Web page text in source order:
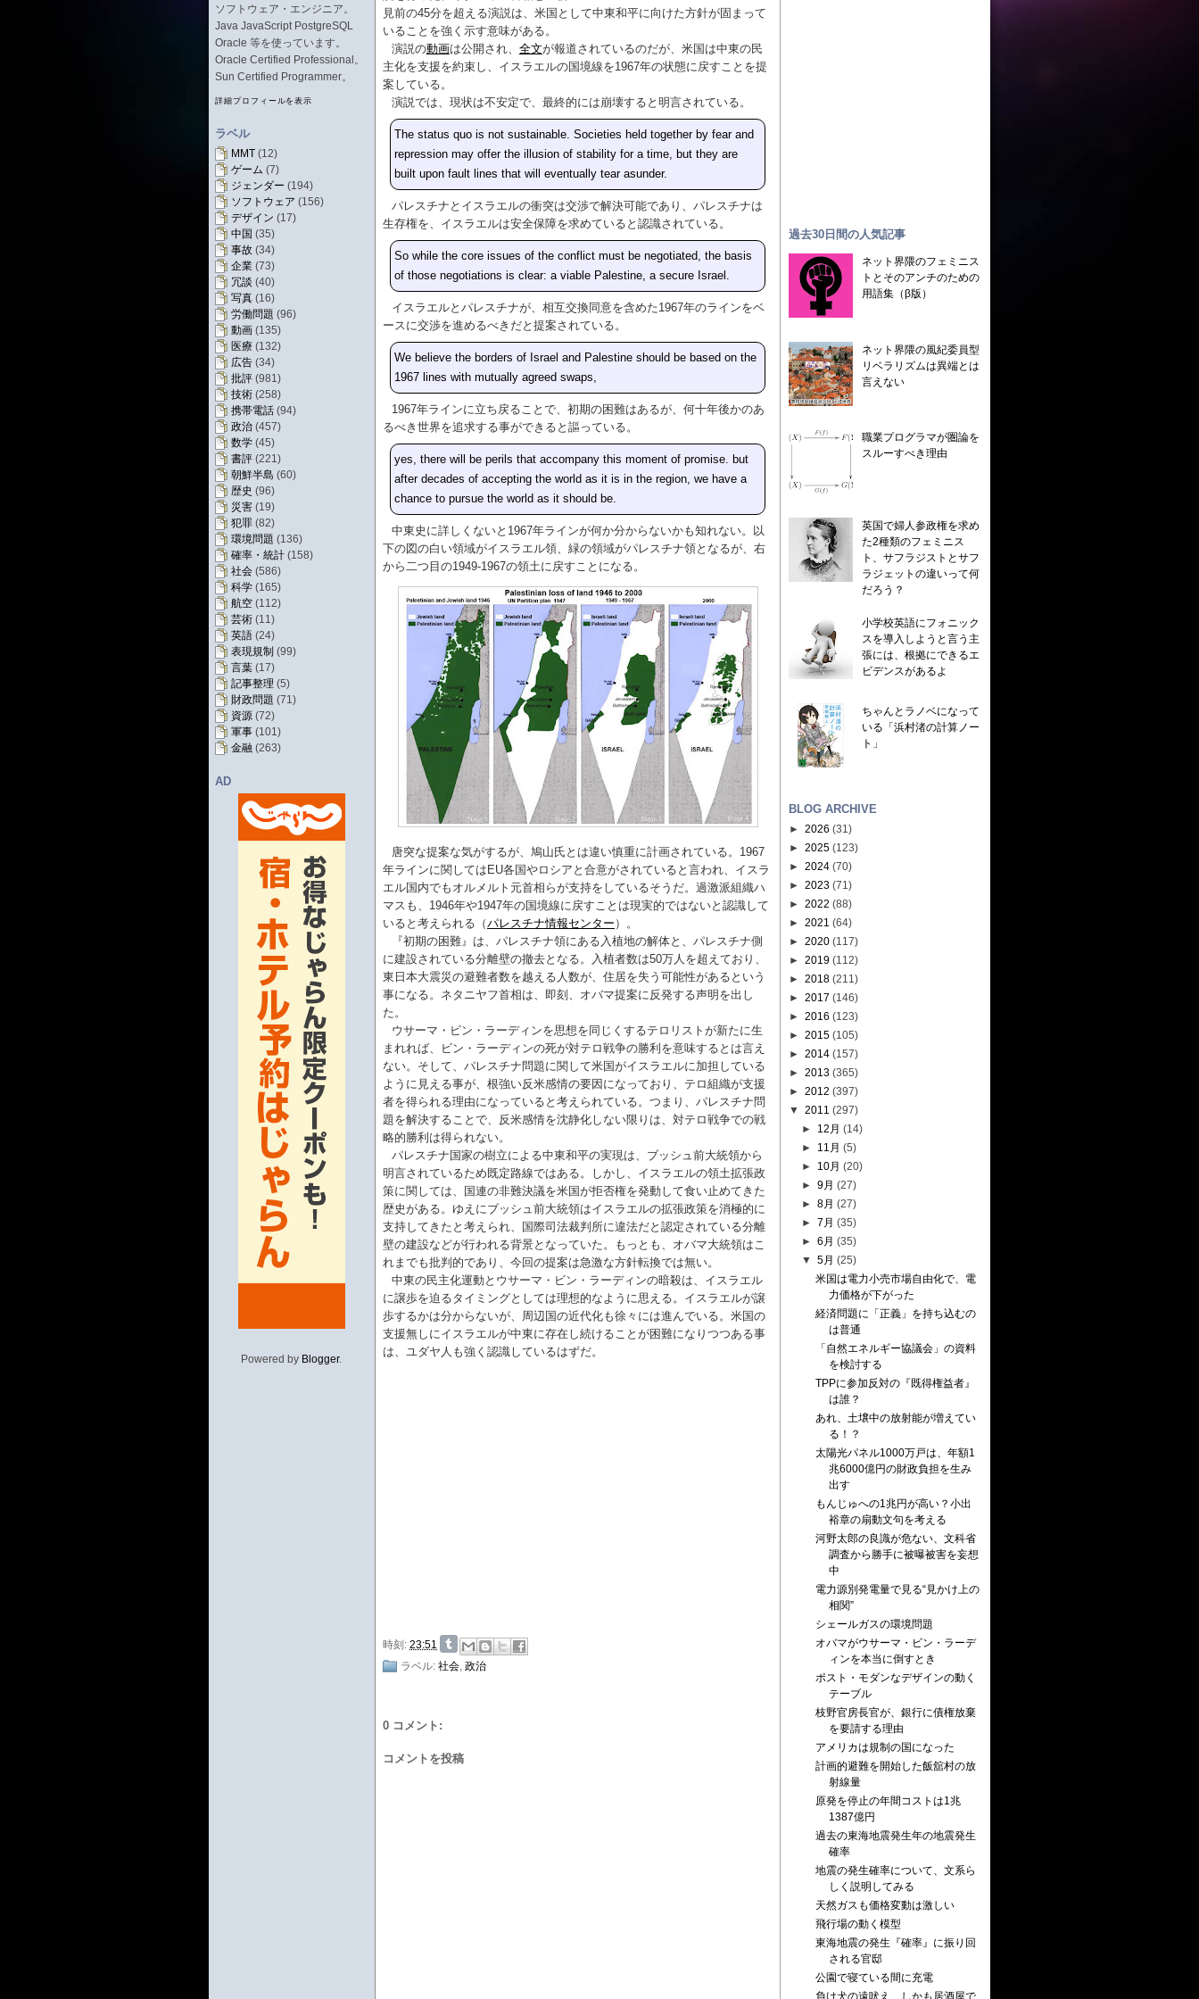
ソフトウェア・エンジニア。
Java JavaScript PostgreSQL
Oracle 等を使っています。
Oracle Certified Professional。
Sun Certified Programmer。
詳細プロフィールを表示
ラベル
MMT (12)
ゲーム (7)
ジェンダー (194)
ソフトウェア (156)
デザイン (17)
中国 (35)
事故 (34)
企業 (73)
冗談 (40)
写真 (16)
労働問題 (96)
動画 (135)
医療 (132)
広告 (34)
批評 (981)
技術 (258)
携帯電話 (94)
政治 (457)
数学 (45)
書評 (221)
朝鮮半島 (60)
歴史 (96)
災害 (19)
犯罪 (82)
環境問題 (136)
確率・統計 (158)
社会 (586)
科学 (165)
航空 (112)
芸術 (11)
英語 (24)
表現規制 (99)
言葉 (17)
記事整理 (5)
財政問題 (71)
資源 (72)
軍事 (101)
金融 (263)
AD
Powered by Blogger.
見前の45分を超える演説は、米国として中東和平に向けた方針が固まって
いることを強く示す意味がある。
演説の動画は公開され、 全文が報道されているのだが、米国は中東の民
主化を支援を約束し、イスラエルの国境線を1967年の状態に戻すことを提
案している。
演説では、現状は不安定で、最終的には崩壊すると明言されている。
The status quo is not sustainable. Societies held together by fear and
repression may offer the illusion of stability for a time, but they are
built upon fault lines that will eventually tear asunder.
パレスチナとイスラエルの衝突は交渉で解決可能であり、パレスチナは
生存権を、イスラエルは安全保障を求めていると認識されている。
So while the core issues of the conflict must be negotiated, the basis
of those negotiations is clear: a viable Palestine, a secure Israel.
イスラエルとパレスチナが、相互交換同意を含めた1967年のラインをベ
ースに交渉を進めるべきだと提案されている。
We believe the borders of Israel and Palestine should be based on the
1967 lines with mutually agreed swaps,
1967年ラインに立ち戻ることで、初期の困難はあるが、何十年後かのあ
るべき世界を追求する事ができると謳っている。
yes, there will be perils that accompany this moment of promise. but
after decades of accepting the world as it is in the region, we have a
chance to pursue the world as it should be.
中東史に詳しくないと1967年ラインが何か分からないかも知れない。以
下の図の白い領域がイスラエル領、緑の領域がパレスチナ領となるが、右
から二つ目の1949-1967の領土に戻すことになる。
唐突な提案な気がするが、鳩山氏とは違い慎重に計画されている。1967
年ラインに関してはEU各国やロシアと合意がされていると言われ、イスラ
エル国内でもオルメルト元首相らが支持をしているそうだ。過激派組織ハ
マスも、1946年や1947年の国境線に戻すことは現実的ではないと認識して
いると考えられる（パレスチナ情報センター ）。
『初期の困難』は、パレスチナ領にある入植地の解体と、パレスチナ側
に建設されている分離壁の撤去となる。入植者数は50万人を超えており、
東日本大震災の避難者数を越える人数が、住居を失う可能性があるという
事になる。ネタニヤフ首相は、即刻、オバマ提案に反発する声明を出し
た。
ウサーマ・ビン・ラーディンを思想を同じくするテロリストが新たに生
まれれば、ビン・ラーディンの死が対テロ戦争の勝利を意味するとは言え
ない。そして、パレスチナ問題に関して米国がイスラエルに加担している
ように見える事が、根強い反米感情の要因になっており、テロ組織が支援
者を得られる理由になっていると考えられている。つまり、パレスチナ問
題を解決することで、反米感情を沈静化しない限りは、対テロ戦争での戦
略的勝利は得られない。
パレスチナ国家の樹立による中東和平の実現は、ブッシュ前大統領から
明言されているため既定路線ではある。しかし、イスラエルの領土拡張政
策に関しては、国連の非難決議を米国が拒否権を発動して食い止めてきた
歴史がある。ゆえにブッシュ前大統領はイスラエルの拡張政策を消極的に
支持してきたと考えられ、国際司法裁判所に違法だと認定されている分離
壁の建設などが行われる背景となっていた。もっとも、オバマ大統領はこ
れまでも批判的であり、今回の提案は急激な方針転換では無い。
中東の民主化運動とウサーマ・ビン・ラーディンの暗殺は、イスラエル
に譲歩を迫るタイミングとしては理想的なように思える。イスラエルが譲
歩するかは分からないが、周辺国の近代化も徐々には進んでいる。米国の
支援無しにイスラエルが中東に存在し続けることが困難になりつつある事
は、ユダヤ人も強く認識しているはずだ。
時刻: 23:51
ラベル: 社会 政治
0 コメント:
コメントを投稿
過去30日間の人気記事
ネット界隈のフェミニス
トとそのアンチのための
用語集（β版）
ネット界隈の風紀委員型
リベラリズムは異端とは
言えない
職業プログラマが圏論を
スルーすべき理由
英国で婦人参政権を求め
た2種類のフェミニス
ト、サフラジストとサフ
ラジェットの違いって何
だろう？
小学校英語にフォニック
スを導入しようと言う主
張には、根拠にできるエ
ビデンスがあるよ
ちゃんとラノベになって
いる「浜村渚の計算ノー
ト」
BLOG ARCHIVE
► 2026 (31)
► 2025 (123)
► 2024 (70)
► 2023 (71)
► 2022 (88)
► 2021 (64)
► 2020 (117)
► 2019 (112)
► 2018 (211)
► 2017 (146)
► 2016 (123)
► 2015 (105)
► 2014 (157)
► 2013 (365)
► 2012 (397)
▼ 2011 (297)
► 12月 (14)
► 11月 (5)
► 10月 (20)
►9月 (27)
►8月 (27)
►7月 (35)
►6月 (35)
▼ 5月 (25)
米国は電力小売市場自由化で、電
力価格が下がった
経済問題に「正義」を持ち込むの
は普通
「自然エネルギー協議会」の資料
を検討する
TPPに参加反対の『既得権益者』
は誰？
あれ、土壌中の放射能が増えてい
る！？
太陽光パネル1000万戸は、年額1
兆6000億円の財政負担を生み
出す
もんじゅへの1兆円が高い？小出
裕章の扇動文句を考える
河野太郎の良識が危ない、文科省
調査から勝手に被曝被害を妄想
中
電力源別発電量で見る“見かけ上の
相関”
シェールガスの環境問題
オバマがウサーマ・ビン・ラーデ
ィンを本当に倒すとき
ポスト・モダンなデザインの動く
テーブル
枝野官房長官が、銀行に債権放棄
を要請する理由
アメリカは規制の国になった
計画的避難を開始した飯舘村の放
射線量
原発を停止の年間コストは1兆
1387億円
過去の東海地震発生年の地震発生
確率
地震の発生確率について、文系ら
しく説明してみる
天然ガスも価格変動は激しい
飛行場の動く模型
東海地震の発生『確率』に振り回
される官邸
公園で寝ている間に充電
負け犬の遠吠え、しかも居酒屋で